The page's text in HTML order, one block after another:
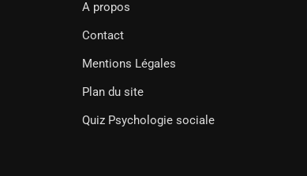
A propos
Contact
Mentions Légales
Plan du site
Quiz Psychologie sociale